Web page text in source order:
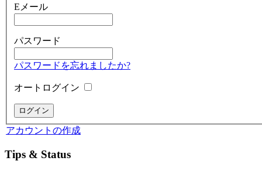
Eメール
パスワード
パスワードを忘れましたか?
オートログイン
アカウントの作成
Tips & Status